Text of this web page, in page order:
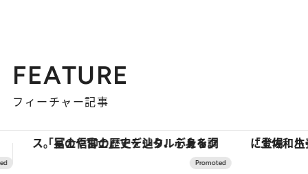
FEATURE
フィーチャー記事
「土佐和ハーブかき氷」がOMO7高知に登場！生姜、山椒、大葉など目にも舌にも涼を呼ぶ郷土の味 【銀座で出合う最旬美容】美髪ケアや上質